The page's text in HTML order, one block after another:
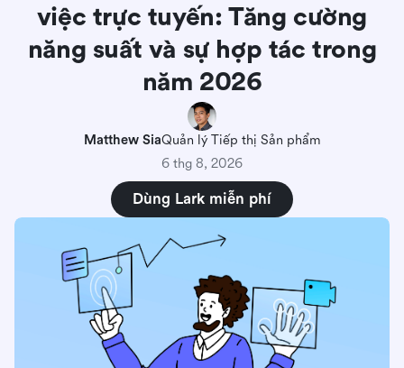
việc trực tuyến: Tăng cường
năng suất và sự hợp tác trong
năm 2026
Matthew SiaQuản lý Tiếp thị Sản phẩm
6 thg 8, 2026
Dùng Lark miễn phí